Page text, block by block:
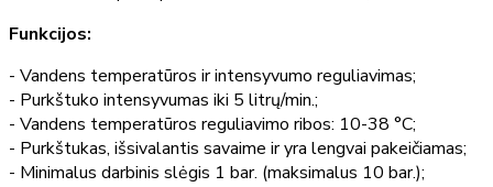
Funkcijos:
- Vandens temperatūros ir intensyvumo reguliavimas;
- Purkštuko intensyvumas iki 5 litrų/min.;
- Vandens temperatūros reguliavimo ribos: 10-38 °C;
- Purkštukas, išsivalantis savaime ir yra lengvai pakeičiamas;
- Minimalus darbinis slėgis 1 bar. (maksimalus 10 bar.);